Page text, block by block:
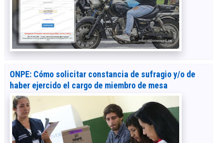
ONPE: Cómo solicitar constancia de sufragio y/o de
haber ejercido el cargo de miembro de mesa